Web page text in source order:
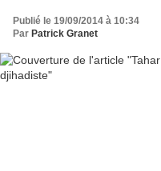
Publié le 19/09/2014 à 10:34
Par Patrick Granet